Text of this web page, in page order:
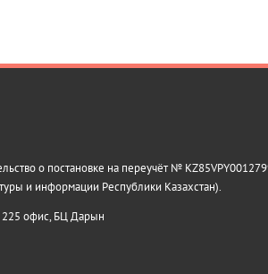
о постановке на переучёт №
и информации Республики Казахстан).
225 офис, БЦ Дарын